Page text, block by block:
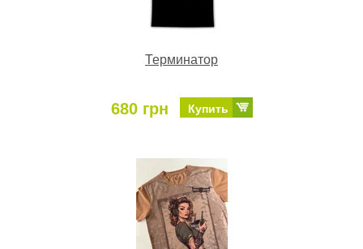
Терминатор
680 грн Купить